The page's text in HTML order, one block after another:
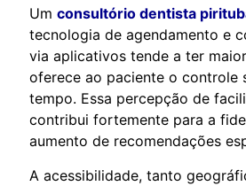
Um consultório dentista
tecnologia de agendamento e
via aplicativos tende a ter
oferece ao paciente o controle
tempo. Essa percepção de
contribui fortemente para a
aumento de recomendações
A acessibilidade, tanto